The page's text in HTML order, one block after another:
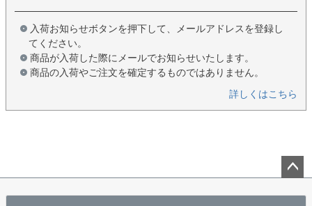
入荷お知らせボタンを押下して、メールアドレスを登録し
てください。
商品が入荷した際にメールでお知らせいたします。
商品の入荷やご注文を確定するものではありません。
詳しくはこちら